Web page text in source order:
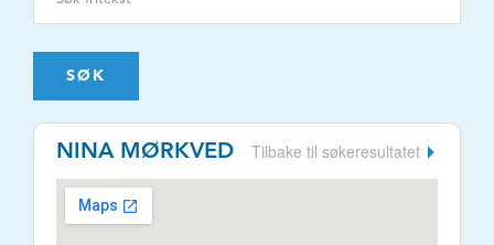
SØK
NINA MØRKVED Tilbake til søkeresultatet